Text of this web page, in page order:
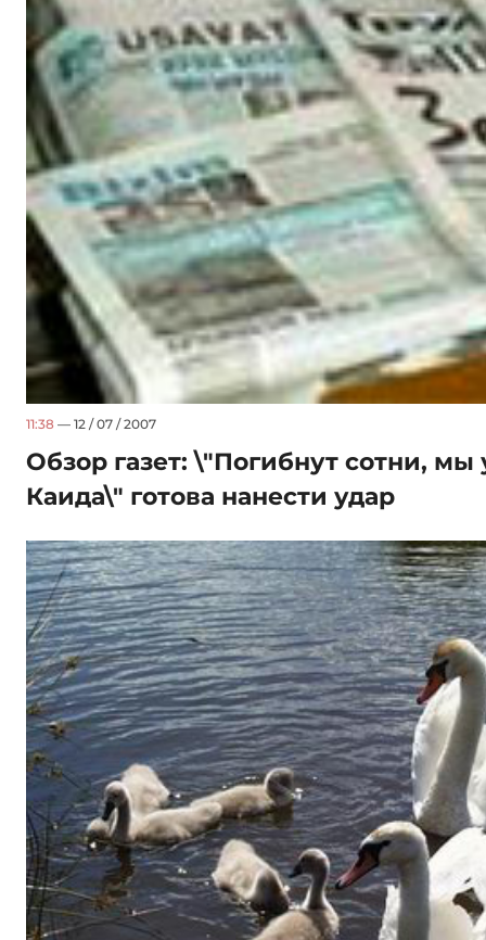
11:38 — 12 / 07 / 2007
Обзор газет: \"Погибнут сотни,
Каида\" готова нанести удар